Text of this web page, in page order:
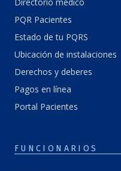
Directorio médico
PQR Pacientes
Estado de tu PQRS
Ubicación de instalaciones
Derechos y deberes
Pagos en línea
Portal Pacientes
FUNCIONARIOS